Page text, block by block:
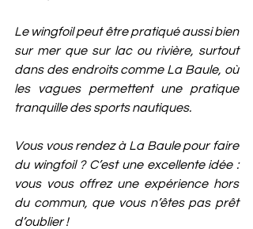
Le wingfoil peut être pratiqué aussi bien
sur mer que sur lac ou rivière, surtout
dans des endroits comme La Baule, où
les vagues permettent une pratique
tranquille des sports nautiques.
Vous vous rendez à La Baule pour faire
du wingfoil ? C’est une excellente idée :
vous vous offrez une expérience hors
du commun, que vous n’êtes pas prêt
d’oublier !